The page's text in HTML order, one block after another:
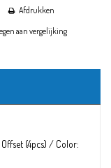
Afdrukken
aan vergelijking
(4pcs) / Color: